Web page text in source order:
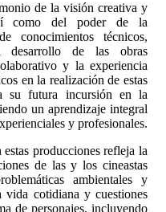
de la visión creativa y
como del poder de la
conocimientos técnicos,
desarrollo de las obras
y la experiencia
en la realización de estas
su futura incursión en la
un aprendizaje integral
y profesionales.
producciones refleja la
de las y los cineastas
ambientales y
vida cotidiana y cuestiones
de personajes, incluyendo